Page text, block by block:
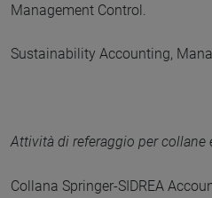
Management Control.
Sustainability Accounting,
Attività di referaggio per
Collana Springer-SIDREA